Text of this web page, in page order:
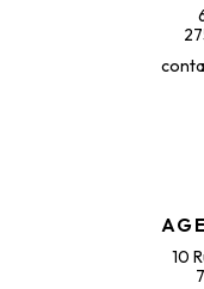
10